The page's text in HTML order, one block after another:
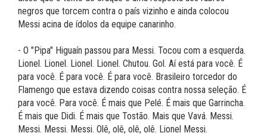
negros que torcem contra o país vizinho e ainda colocou
Messi acina de ídolos da equipe canarinho.
- O "Pipa" Higuaín passou para Messi. Tocou com a esquerda.
Lionel. Lionel. Lionel. Lionel. Chutou. Gol. Aí está para você. É
para você. É para você. É para você. Brasileiro torcedor do
Flamengo que estava dizendo coisas contra nossa seleção. É
para você. Para você. É mais que Pelé. É mais que Garrincha.
É mais que Didi. É mais que Tostão. Mais que Vavá. Messi.
Messi. Messi. Messi. Olê, olê, olê, olê. Lionel Messi.